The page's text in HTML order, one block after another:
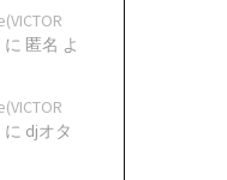
に 匿名 よ
に djオタ